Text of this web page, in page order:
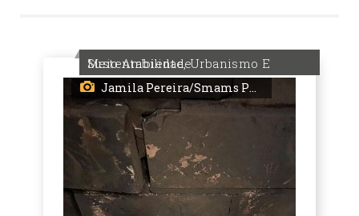
Meio Ambiente, Urbanismo E Sustentabilidade
Jamila Pereira/Smams PMPA